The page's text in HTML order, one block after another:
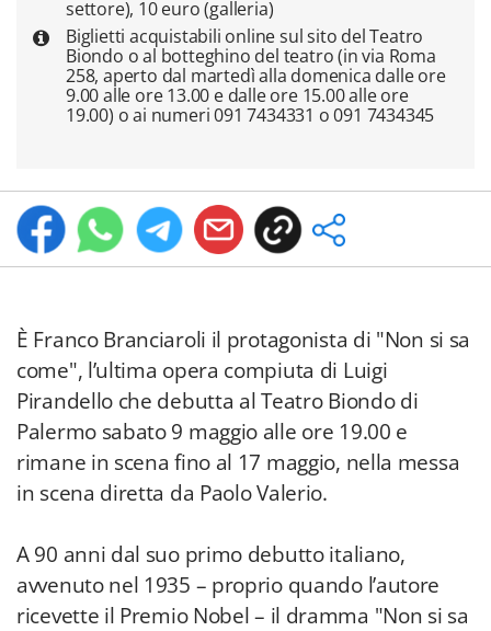
settore), 10 euro (galleria)
Biglietti acquistabili online sul sito del Teatro
Biondo o al botteghino del teatro (in via Roma
258, aperto dal martedì alla domenica dalle ore
9.00 alle ore 13.00 e dalle ore 15.00 alle ore
19.00) o ai numeri 091 7434331 o 091 7434345
È Franco Branciaroli il protagonista di "Non si sa
come", l’ultima opera compiuta di Luigi
Pirandello che debutta al Teatro Biondo di
Palermo sabato 9 maggio alle ore 19.00 e
rimane in scena fino al 17 maggio, nella messa
in scena diretta da Paolo Valerio.
A 90 anni dal suo primo debutto italiano,
avvenuto nel 1935 – proprio quando l’autore
ricevette il Premio Nobel – il dramma "Non si sa